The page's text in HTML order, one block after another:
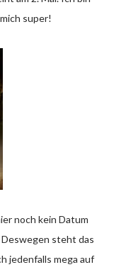
super!
steht das
jedenfalls mega auf